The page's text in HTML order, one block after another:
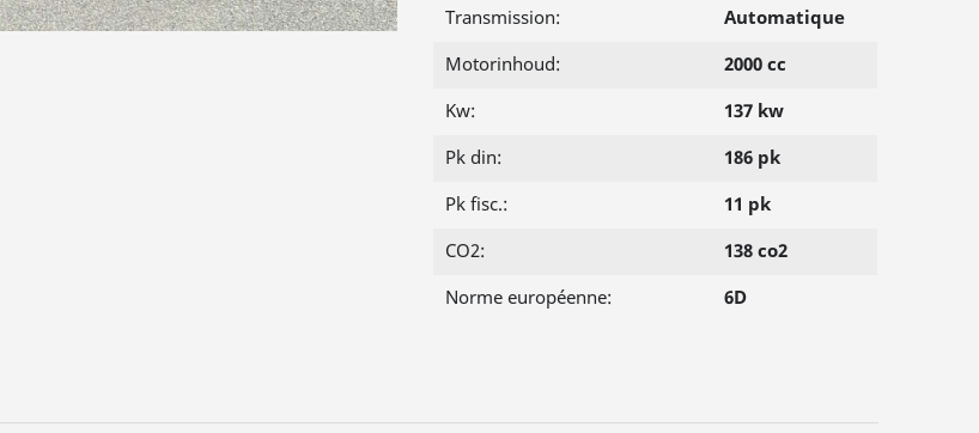
Transmission:
Automatique
Motorinhoud:
2000 cc
Kw:
137 kw
Pk din:
186 pk
Pk fisc.:
11 pk
CO2:
138 co2
Norme européenne:
6D